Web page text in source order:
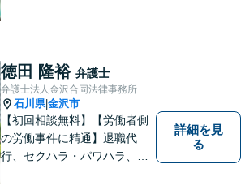
徳田 隆裕 弁護士
弁護士法人金沢合同法律事務所
石川県|金沢市
【初回相談無料】【労働者側
の労働事件に精通】退職代
行、セクハラ・パワハラ、労
詳細を見
る